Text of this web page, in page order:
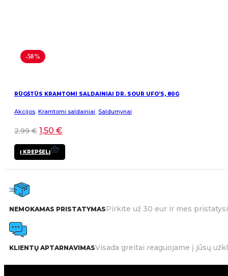
-50%
RŪGŠTŪS KRAMTOMI SALDAINIAI DR. SOUR UFO’S, 80G
Akcijos Kramtomi saldainiai Saldumynai
2,99€ 1,50 €
Į KREPŠELĮ
NEMOKAMAS PRISTATYMASPirkite už 30 eur ir mes
KLIENTŲ APTARNAVIMASVisada greitai reaguojame į jūsų